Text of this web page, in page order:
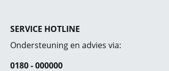
SERVICE HOTLINE
Ondersteuning en advies via:
0180 - 000000